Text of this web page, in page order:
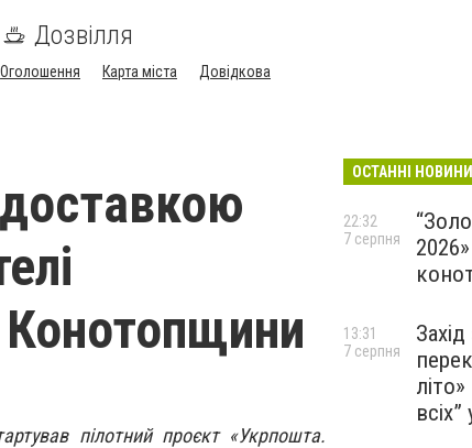
Дозвілля
Оголошення Карта міста Довідкова
пілотний проєкт «Укрпошта.
ОСТАННІ НОВИНИ
22:32
7 серпня
13:31
7 серпня